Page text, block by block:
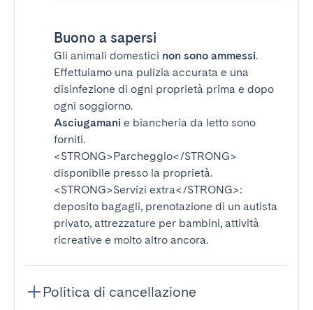
Buono a sapersi
Gli animali domestici non sono ammessi.
Effettuiamo una pulizia accurata e una
disinfezione di ogni proprietà prima e dopo
ogni soggiorno.
Asciugamani e biancheria da letto sono
forniti.
<STRONG>Parcheggio</STRONG>
disponibile presso la proprietà.
<STRONG>Servizi extra</STRONG>:
deposito bagagli, prenotazione di un autista
privato, attrezzature per bambini, attività
ricreative e molto altro ancora.
Politica di cancellazione